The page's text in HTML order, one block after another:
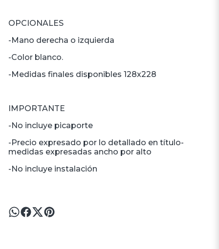
OPCIONALES
-Mano derecha o izquierda
-Color blanco.
-Medidas finales disponibles 128x228
IMPORTANTE
-No incluye picaporte
-Precio expresado por lo detallado en título-
medidas expresadas ancho por alto
-No incluye instalación